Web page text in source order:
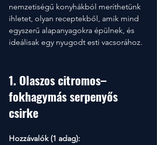
nemzetiségű konyhákból meríthetünk
ihletet, olyan receptekből, amik mind
egyszerű alapanyagokra épülnek, és
ideálisak egy nyugodt esti vacsorához.
1. Olaszos citromos–
fokhagymás serpenyős
csirke
Hozzávalók (1 adag):